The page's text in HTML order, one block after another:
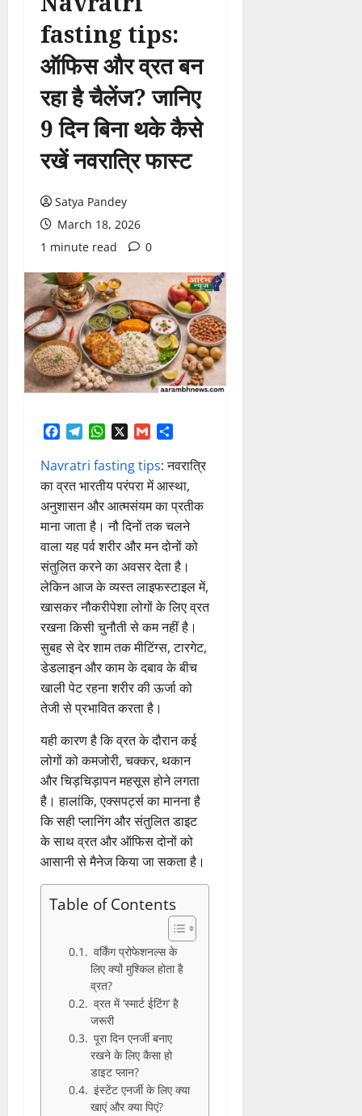
fasting tips:
ऑफिस और व्रत बन
रहा है चैलेंज? जानिए
9 दिन बिना थके कैसे
रखें नवरात्रि फास्ट
Satya Pandey
March 18, 2026
1 minute read
0
Facebook
TelegramWhatsAppGmail
Navratri fasting tips: नवरात्रि
का व्रत भारतीय परंपरा में आस्था,
अनुशासन और आत्मसंयम का प्रतीक
माना जाता है। नौ दिनों तक चलने
वाला यह पर्व शरीर और मन दोनों को
संतुलित करने का अवसर देता है।
लेकिन आज के व्यस्त लाइफस्टाइल में,
खासकर नौकरीपेशा लोगों के लिए व्रत
रखना किसी चुनौती से कम नहीं है।
सुबह से देर शाम तक मीटिंग्स, टारगेट,
डेडलाइन और काम के दबाव के बीच
खाली पेट रहना शरीर की ऊर्जा को
तेजी से प्रभावित करता है।
यही कारण है कि व्रत के दौरान कई
लोगों को कमजोरी, चक्कर, थकान
और चिड़चिड़ापन महसूस होने लगता
है। हालांकि, एक्सपर्ट्स का मानना है
कि सही प्लानिंग और संतुलित डाइट
के साथ व्रत और ऑफिस दोनों को
आसानी से मैनेज किया जा सकता है।
Table of Contents
वर्किंग प्रोफेशनल्स के
लिए क्यों मुश्किल होता है
व्रत?
व्रत में ‘स्मार्ट ईटिंग’ है
जरूरी
पूरा दिन एनर्जी बनाए
रखने के लिए कैसा हो
डाइट प्लान?
इंस्टेंट एनर्जी के लिए क्या
खाएं और क्या पिएं?